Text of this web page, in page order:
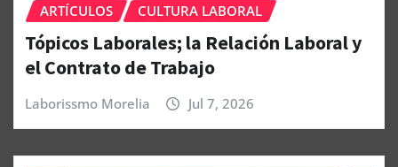
ARTÍCULOS CULTURA LABORAL
Tópicos Laborales; la Relación Laboral y
el Contrato de Trabajo
Laborissmo Morelia Jul 7, 2026